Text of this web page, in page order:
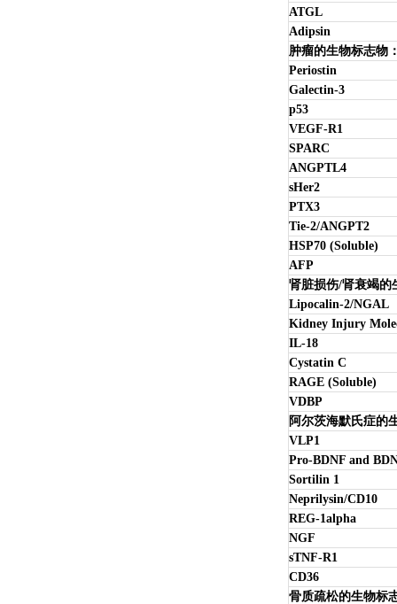
ATGL
Adipsin
肿瘤的生物标志物
Periostin
Galectin-3
p53
VEGF-R1
SPARC
ANGPTL4
sHer2
PTX3
Tie-2/ANGPT2
HSP70 (Soluble)
AFP
肾脏损伤/肾衰竭的
Lipocalin-2/NGAL
Kidney Injury
IL-18
Cystatin C
RAGE (Soluble)
VDBP
阿尔茨海默氏症的
VLP1
Pro-BDNF and
Sortilin 1
Neprilysin/CD10
REG-1alpha
NGF
sTNF-R1
CD36
骨质疏松的生物标